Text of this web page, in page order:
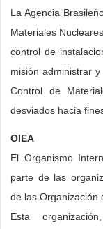
La Agencia
Materiales
control de
misión administrar
Control de
desviados hacia
OIEA
El Organismo
parte de las
de las Organización
Esta